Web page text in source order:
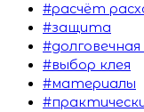
#расчёт
#защита
#выбор клея
#материалы